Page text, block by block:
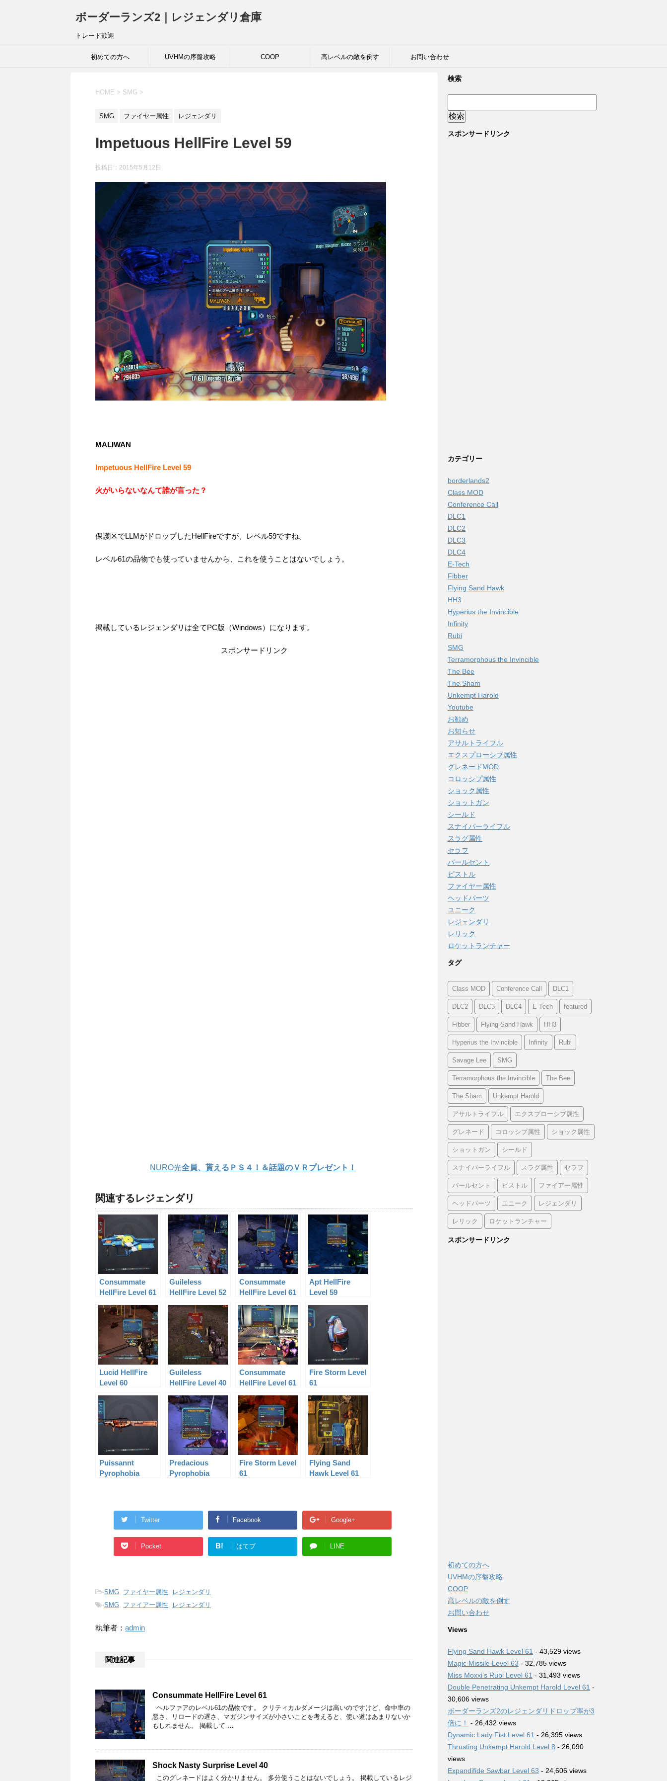
ボーダーランズ2｜レジェンダリ倉庫
トレード歓迎
初めての方へ UVHMの序盤攻略 COOP 高レベルの敵を倒す お問い合わせ
HOME > SMG >
SMG ファイヤー属性 レジェンダリ
Impetuous HellFire Level 59
投稿日： 2015年5月12日
MALIWAN
Impetuous HellFire Level 59
火がいらないなんて誰が言った？
保護区でLLMがドロップしたHellFireですが、レベル59ですね。
レベル61の品物でも使っていませんから、これを使うことはないでしょう。
掲載しているレジェンダリは全てPC版（Windows）になります。
スポンサードリンク
NURO光全員、貰えるＰＳ４！＆話題のＶＲプレゼント！
関連するレジェンダリ
Consummate
HellFire Level 61
Guileless
HellFire Level 52
Consummate
HellFire Level 61
Apt HellFire
Level 59
Lucid HellFire
Level 60
Guileless
HellFire Level 40
Consummate
HellFire Level 61
Fire Storm Level
61
Puissannt
Pyrophobia
Predacious
Pyrophobia
Fire Storm Level
61
Flying Sand
Hawk Level 61
Twitter Facebook Google+
Pocket B! はてブ LINE
-SMG ファイヤー属性
レジェンダリ
-SMG ファイアー属性 レジェンダリ
執筆者： admin
関連記事
Consummate HellFire Level 61
ヘルファアのレベル61の品物です。 クリティカルダメージは高いのですけど、命中率の
悪さ、リロードの遅さ、マガジンサイズが小さいことを考えると、使い道はあまりないか
もしれません。 掲載して …
Shock Nasty Surprise Level 40
このグレネードはよく分かりません。 多分使うことはないでしょう。 掲載しているレジ
検索
スポンサードリンク
カテゴリー
borderlands2
Class MOD
Conference Call
DLC1
DLC2
DLC3
DLC4
E-Tech
Fibber
Flying Sand Hawk
HH3
Hyperius the Invincible
Infinity
Rubi
SMG
Terramorphous the Invincible
The Bee
The Sham
Unkempt Harold
Youtube
お勧め
お知らせ
アサルトライフル
エクスプローシブ属性
グレネードMOD
コロッシプ属性
ショック属性
ショットガン
シールド
スナイパーライフル
スラグ属性
セラフ
パールセント
ピストル
ファイヤー属性
ヘッドパーツ
ユニーク
レジェンダリ
レリック
ロケットランチャー
タグ
Class MOD Conference Call DLC1
DLC2 DLC3 DLC4 E-Tech featured
Fibber Flying Sand Hawk HH3
Hyperius the Invincible Infinity Rubi
Savage Lee SMG
Terramorphous the Invincible The Bee
The Sham Unkempt Harold
アサルトライフル エクスプローシブ属性
グレネード コロッシプ属性 ショック属性
ショットガン シールド
スナイパーライフル スラグ属性 セラフ
パールセント ピストル ファイアー属性
ヘッドパーツ ユニーク レジェンダリ
レリック ロケットランチャー
スポンサードリンク
初めての方へ
UVHMの序盤攻略
COOP
高レベルの敵を倒す
お問い合わせ
Views
Flying Sand Hawk Level 61 - 43,529 views
Magic Missile Level 63 - 32,785 views
Miss Moxxi’s Rubi Level 61 - 31,493 views
Double Penetrating Unkempt Harold Level 61 -
30,606 views
ボーダーランズ2のレジェンダリドロップ率が3
倍に！
- 26,432 views
Dynamic Lady Fist Level 61 - 26,395 views
Thrusting Unkempt Harold Level 8 - 26,090
views
Expandifide Sawbar Level 63 - 24,606 views